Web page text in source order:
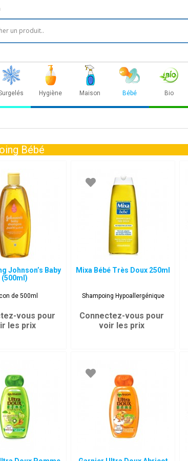
Hygiène Maison Bébé Bio
Bébé
Johnson’s Baby
(500ml)
de 500ml
vous pour
les prix
Mixa Bébé Très Doux 250ml
Shampoing Hypoallergénique
Connectez-vous pour
voir les prix